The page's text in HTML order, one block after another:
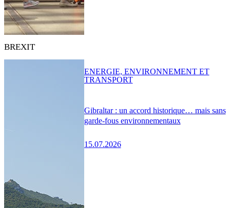
BREXIT
Gibraltar : un accord historique… mais sans
garde-fous environnementaux
15.07.2026
ENERGIE, ENVIRONNEMENT ET
TRANSPORT